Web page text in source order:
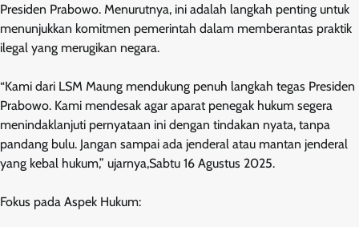
Presiden Prabowo. Menurutnya, ini adalah langkah penting untuk
menunjukkan komitmen pemerintah dalam memberantas praktik
ilegal yang merugikan negara.
“Kami dari LSM Maung mendukung penuh langkah tegas Presiden
Prabowo. Kami mendesak agar aparat penegak hukum segera
menindaklanjuti pernyataan ini dengan tindakan nyata, tanpa
pandang bulu. Jangan sampai ada jenderal atau mantan jenderal
yang kebal hukum,” ujarnya,Sabtu 16 Agustus 2025.
Fokus pada Aspek Hukum: